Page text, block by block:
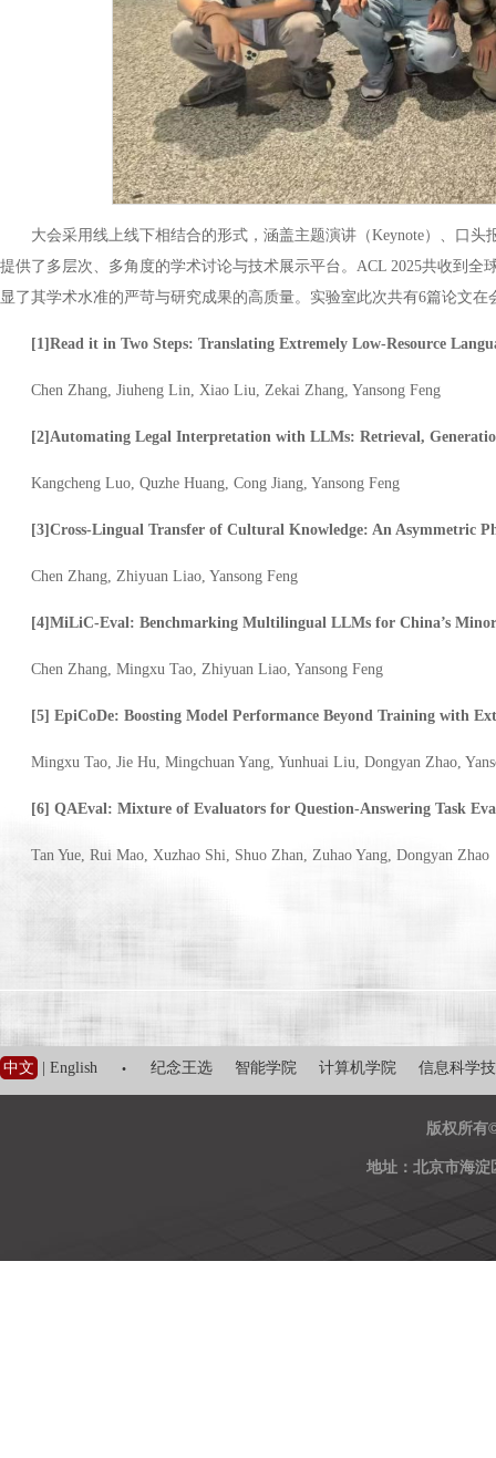
大会采用线上线下相结合的形式，涵盖主题演讲（Keynote）、口
提供了多层次、多角度的学术讨论与技术展示平台。ACL 2025共收到全
显了其学术水准的严苛与研究成果的高质量。实验室此次共有6篇论文
[1]Read it in Two Steps: Translating Extremely Low-Resource
Chen Zhang, Jiuheng Lin, Xiao Liu, Zekai Zhang, Yansong Feng
[2]Automating Legal Interpretation with LLMs: Retrieval,
Kangcheng Luo, Quzhe Huang, Cong Jiang, Yansong Feng
[3]Cross-Lingual Transfer of Cultural Knowledge: An Asymmetric
Chen Zhang, Zhiyuan Liao, Yansong Feng
[4]MiLiC-Eval: Benchmarking Multilingual LLMs for China’s
Chen Zhang, Mingxu Tao, Zhiyuan Liao, Yansong Feng
[5] EpiCoDe: Boosting Model Performance Beyond Training with
Mingxu Tao, Jie Hu, Mingchuan Yang, Yunhuai Liu, Dongyan Zhao,
[6] QAEval: Mixture of Evaluators for Question-Answering Task
Tan Yue, Rui Mao, Xuzhao Shi, Shuo Zhan, Zuhao Yang, Dongyan Zhao
中文 English · 纪念王选 智能学院 计算机学院 信息科学
版权所有
地址：北京市海